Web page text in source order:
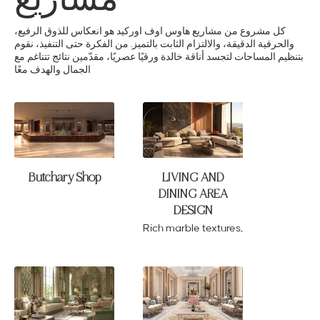
كل مشروع من مشاريع هاوس اوف اوركيد هو انعكاس للذوق الرفيع،
والحرفية الدقيقة، والالتزام الثابت بالتميز. من الفكرة حتى التنفيذ، نقوم
بتنظيم المساحات لتجسد أناقة خالدة ورقيًا عصريًا، مقدّمين نتائج تتناغم مع
الجمال والهدف معًا
Butchary Shop LIVING AND
DINING AREA
DESIGN
Rich marble textures,
tones come
together to create a
space that feels